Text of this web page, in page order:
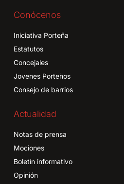
Conócenos
Iniciativa Porteña
Estatutos
Concejales
Jovenes Porteños
Consejo de barrios
Actualidad
Notas de prensa
Mociones
Boletín informativo
Opinión